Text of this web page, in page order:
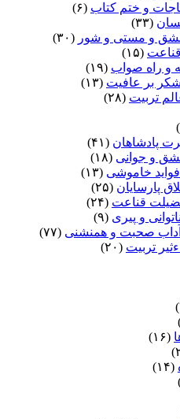
و ختم کتاب (۶)
(۳۳)
و مستی و شور (۳۰)
(۱۵)
و راه صواب (۱۹)
بر عافیت (۱۳)
تربیت (۲۸)
پادشاهان (۴۱)
و جوانى (۱۸)
خاموشى (۱۳)
پارسایان (۲۵)
قناعت (۲۴)
و پیرى (۹)
صحبت و همنشنى (۷۷)
تربیت (۲۰)
(۱۶)
(۱۴)